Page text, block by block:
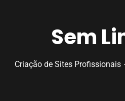
Sem
Criação de Sites Profissionais